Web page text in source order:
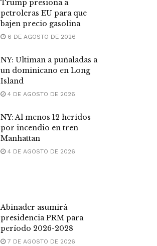
Trump presiona a
petroleras EU para que
bajen precio gasolina
6 DE AGOSTO DE 2026
NY: Ultiman a puñaladas a
un dominicano en Long
Island
4 DE AGOSTO DE 2026
NY: Al menos 12 heridos
por incendio en tren
Manhattan
4 DE AGOSTO DE 2026
Abinader asumirá
presidencia PRM para
período 2026-2028
7 DE AGOSTO DE 2026